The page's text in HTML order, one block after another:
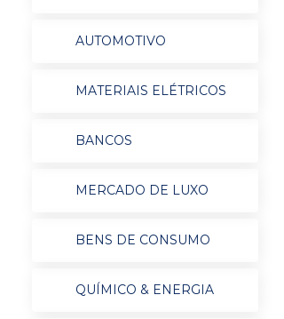
AUTOMOTIVO
MATERIAIS ELÉTRICOS
BANCOS
MERCADO DE LUXO
BENS DE CONSUMO
QUÍMICO & ENERGIA